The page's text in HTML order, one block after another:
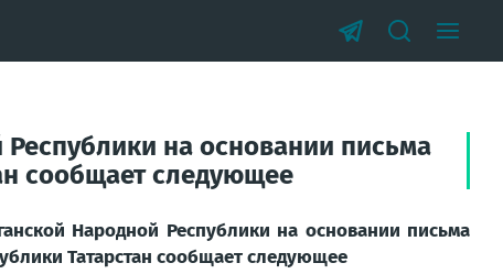
Республики на основании письма
сообщает следующее
Народной Республики на основании письма
Татарстан сообщает следующее